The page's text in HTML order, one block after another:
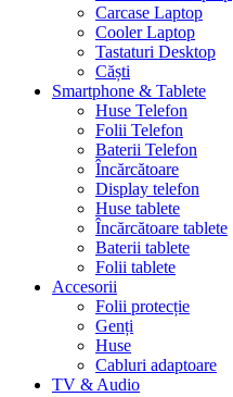
Carcase Laptop
Cooler Laptop
Tastaturi Desktop
Căști
Smartphone & Tablete
Huse Telefon
Folii Telefon
Baterii Telefon
Încărcătoare
Display telefon
Huse tablete
Încărcătoare tablete
Baterii tablete
Folii tablete
Accesorii
Folii protecție
Genți
Huse
Cabluri adaptoare
TV & Audio